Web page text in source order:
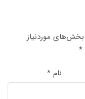
بخش‌های موردنیاز
*
نام*